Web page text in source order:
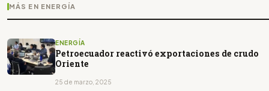
MÁS EN ENERGÍA
ENERGÍA
Petroecuador reactivó exportaciones de crudo
Oriente
25 de marzo, 2025